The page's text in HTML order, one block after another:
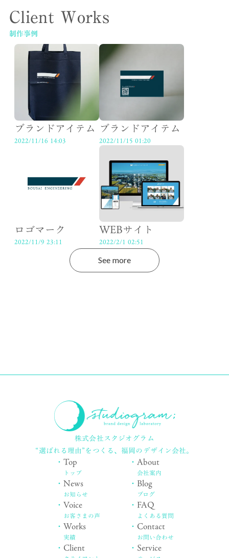
Client Works
制作事例
ブランドアイテム
2022/11/16 14:03
ブランドアイテム
2022/11/15 01:20
ロゴマーク
2022/11/9 23:11
WEBサイト
2022/2/1 02:51
See more
株式会社スタジオグラム
“選ばれる理由”をつくる、福岡のデザイン会社。
・Top
トップ
・News
お知らせ
・Voice
お客さまの声
・Works
実績
・ Client
・About
会社案内
・ Blog
ブログ
・ FAQ
よくある質問
・ Contact
お問い合わせ
・ Service